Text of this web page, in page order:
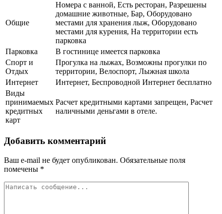
Общие
Номера с ванной, Есть ресторан, Разрешены
домашние животные, Бар, Оборудовано
местами для хранения лыж, Оборудовано
местами для курения, На территории есть
парковка
Парковка
В гостинице имеется парковка
Спорт и
Отдых
Прогулка на лыжах, Возможны прогулки по
территории, Велоспорт, Лыжная школа
Интернет
Интернет, Беспроводной Интернет бесплатно
Виды
принимаемых
кредитных
карт
Расчет кредитными картами запрещен, Расчет
наличными деньгами в отеле.
Добавить комментарий
Ваш e-mail не будет опубликован. Обязательные поля
помечены *